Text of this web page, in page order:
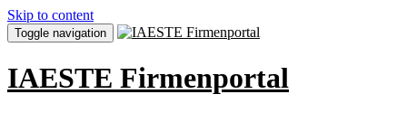
Skip to content
Toggle navigation
IAESTE Firmenportal